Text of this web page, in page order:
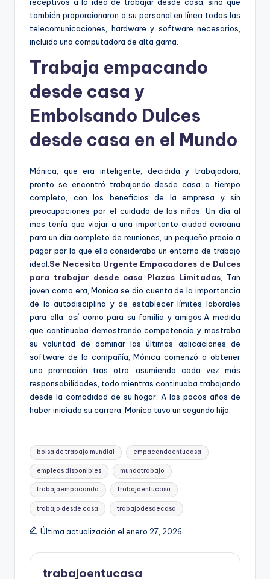
receptivos a la idea de trabajar desde casa, sino que
también proporcionaron a su personal en línea todas las
telecomunicaciones, hardware y software necesarios,
incluida una computadora de alta gama.
Trabaja empacando
desde casa y
Embolsando Dulces
desde casa en el Mundo
Mónica, que era inteligente, decidida y trabajadora,
pronto se encontró trabajando desde casa a tiempo
completo, con los beneficios de la empresa y sin
preocupaciones por el cuidado de los niños. Un día al
mes tenía que viajar a una importante ciudad cercana
para un día completo de reuniones, un pequeño precio a
pagar por lo que ella consideraba un entorno de trabajo
ideal.Se Necesita Urgente Empacadores de Dulces
para trabajar desde casa Plazas Limitadas, Tan
joven como era, Monica se dio cuenta de la importancia
de la autodisciplina y de establecer límites laborales
para ella, así como para su familia y amigos.A medida
que continuaba demostrando competencia y mostraba
su voluntad de dominar las últimas aplicaciones de
software de la compañía, Mónica comenzó a obtener
una promoción tras otra, asumiendo cada vez más
responsabilidades, todo mientras continuaba trabajando
desde la comodidad de su hogar. A los pocos años de
haber iniciado su carrera, Monica tuvo un segundo hijo.
Etiquetas:
bolsa de trabajo mundial empacandoentucasa
empleos disponibles mundotrabajo
trabajaempacando trabajaentucasa
trabajo desde casa trabajodesdecasa
Última actualización el enero 27, 2026
trabajoentucasa